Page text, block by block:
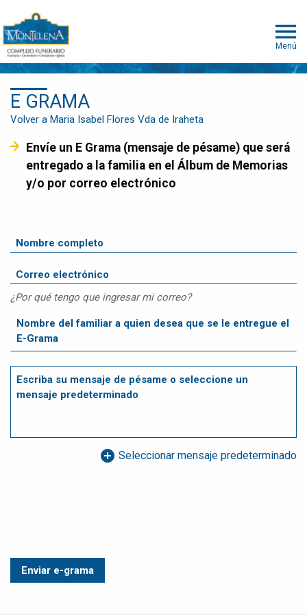
Menú
E GRAMA
Volver a Maria Isabel Flores Vda de Iraheta
Envíe un E Grama (mensaje de pésame) que será
entregado a la familia en el Álbum de Memorias
y/o por correo electrónico
¿Por qué tengo que ingresar mi correo?
add_circle Seleccionar mensaje predeterminado